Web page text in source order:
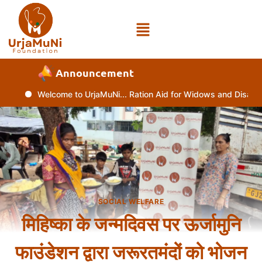
Announcement
Welcome to UrjaMuNi... Ration Aid for Widows and
SOCIAL WELFARE
मिहिष्का के जन्मदिवस पर ऊर्जामुनि
फाउंडेशन द्वारा जरूरतमंदों को भोजन